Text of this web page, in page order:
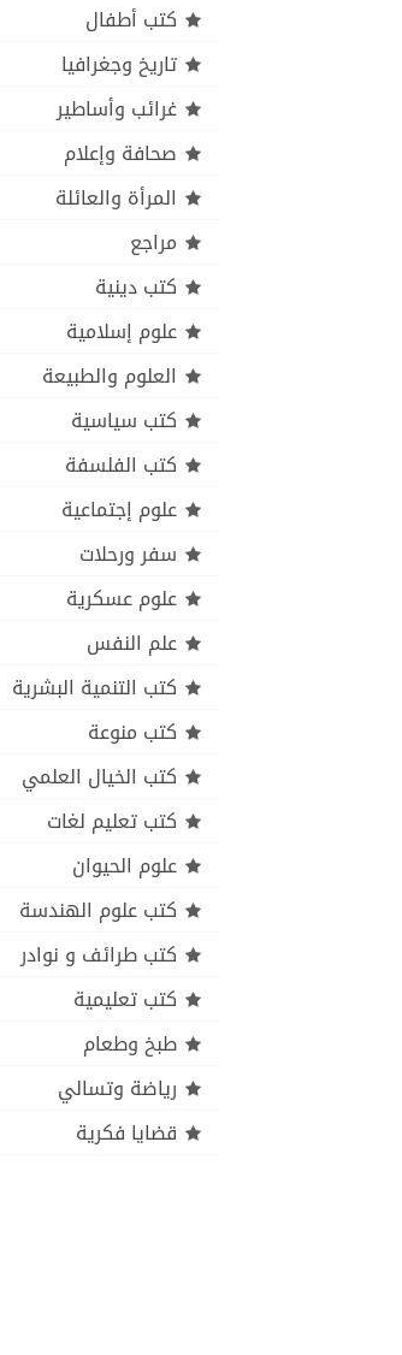
كتب أطفال
تاريخ وجغرافيا
غرائب وأساطير
صحافة وإعلام
المرأة والعائلة
مراجع
كتب دينية
علوم إسلامية
العلوم والطبيعة
كتب سياسية
كتب الفلسفة
علوم إجتماعية
سفر ورحلات
علوم عسكرية
علم النفس
كتب التنمية البشرية
كتب منوعة
كتب الخيال العلمي
كتب تعليم لغات
علوم الحيوان
كتب علوم الهندسة
كتب طرائف و نوادر
كتب تعليمية
طبخ وطعام
رياضة وتسالي
قضايا فكرية